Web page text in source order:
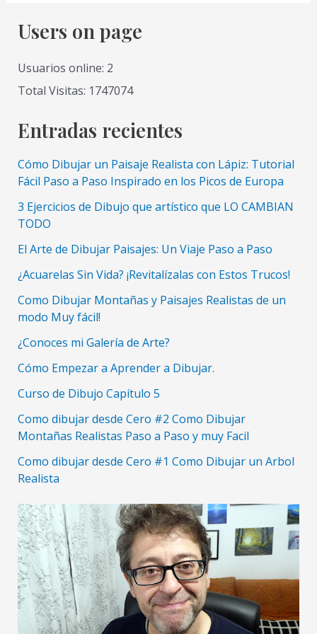
marina
en
acrílicos
Users on page
Usuarios online: 2
Total Visitas: 1747074
Entradas recientes
Cómo Dibujar un Paisaje Realista con Lápiz: Tutorial
Fácil Paso a Paso Inspirado en los Picos de Europa
3 Ejercicios de Dibujo que artístico que LO CAMBIAN
TODO
El Arte de Dibujar Paisajes: Un Viaje Paso a Paso
¿Acuarelas Sin Vida? ¡Revitalízalas con Estos Trucos!
Como Dibujar Montañas y Paisajes Realistas de un
modo Muy fácil!
¿Conoces mi Galería de Arte?
Cómo Empezar a Aprender a Dibujar.
Curso de Dibujo Capítulo 5
Como dibujar desde Cero #2 Como Dibujar
Montañas Realistas Paso a Paso y muy Facil
Como dibujar desde Cero #1 Como Dibujar un Arbol
Realista